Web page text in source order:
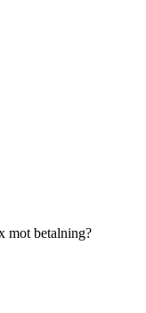
mot betalning?